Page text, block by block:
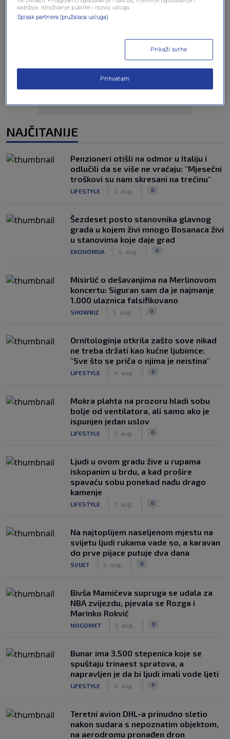
NAJČITANIJE
Penzioneri otišli na odmor u Italiju i
odlučili da se više ne vraćaju: "Mjesečni
troškovi su nam skresani na trećinu"
LIFESTYLE 5. aug. 0
Šezdeset posto stanovnika glavnog
grada u kojem živi mnogo Bosanaca živi
u stanovima koje daje grad
EKONOMIJA 5. aug. 0
Misirlić o dešavanjima na Merlinovom
koncertu: Siguran sam da je najmanje
1.000 ulaznica falsifikovano
SHOWBIZ 5. aug. 0
Ornitologinja otkrila zašto sove nikad
ne treba držati kao kućne ljubimce:
"Sve što se priča o njima je neistina"
LIFESTYLE 4. aug. 0
Mokra plahta na prozoru hladi sobu
bolje od ventilatora, ali samo ako je
ispunjen jedan uslov
LIFESTYLE 5. aug. 0
Ljudi u ovom gradu žive u rupama
iskopanim u brdu, a kad prošire
spavaću sobu ponekad nađu drago
kamenje
LIFESTYLE 2. aug. 0
Na najtoplijem naseljenom mjestu na
svijetu ljudi rukama vade so, a karavan
do prve pijace putuje dva dana
SVIJET 5. aug. 0
Bivša Mamićeva supruga se udala za
NBA zvijezdu, pjevala se Rozga i
Marinko Rokvić
NOGOMET 5. aug. 0
Bunar imа 3.500 stepenica koje se
spuštaju trinaest spratova, a
napravljen je da bi ljudi imali vode ljeti
LIFESTYLE 4. aug. 0
Teretni avion DHL-a prinudno sletio
nakon sudara s nepoznatim objektom,
na aerodromu pronađen dron
sadržaja, istraživanje publike i razvoj usluga.
Spisak partnera (pružalaca usluga)
Prikaži svrhe
Prihvatam